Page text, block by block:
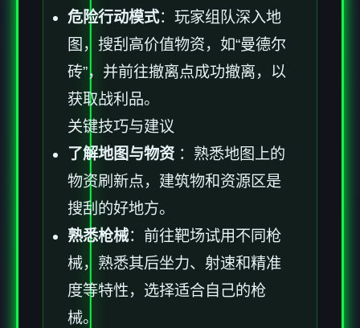
危险行动模式：玩家组队深入地
图，搜刮高价值物资，如“曼德尔
砖”，并前往撤离点成功撤离，以
获取战利品。
关键技巧与建议
了解地图与物资 ：熟悉地图上的
物资刷新点，建筑物和资源区是
搜刮的好地方。
熟悉枪械：前往靶场试用不同枪
械，熟悉其后坐力、射速和精准
度等特性，选择适合自己的枪
械。